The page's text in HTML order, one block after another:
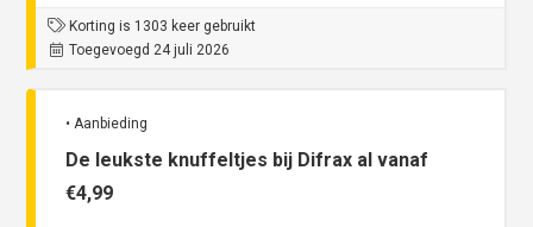
Korting is 1303 keer gebruikt
Toegevoegd 24 juli 2026
• Aanbieding
De leukste knuffeltjes bij Difrax al vanaf
€4,99